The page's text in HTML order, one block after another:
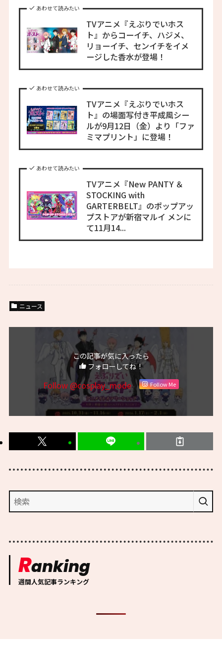
あわせて読みたい
TVアニメ『えぶりでいホス
ト』からコーイチ、ハジメ、
リョーイチ、センイチをイメ
ージした香水が登場！
あわせて読みたい
TVアニメ『えぶりでいホス
ト』の場面写付き平成風シー
ルが9月12日（金）より「ファ
ミマプリント」に登場！
あわせて読みたい
TVアニメ『New PANTY ＆
STOCKING with
GARTERBELT』のポップアッ
プストアが新宿マルイ メンに
て11月14...
ニュース
この記事が気に入ったら
フォローしてね！
Follow @cosplay_mode Follow Me
Ranking
週間人気記事ランキング